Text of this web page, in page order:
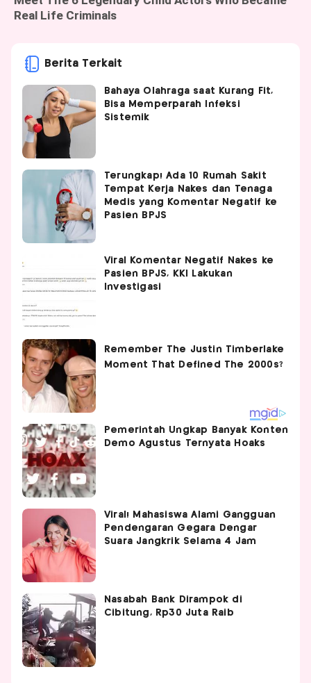
Berita Terkait
Bahaya Olahraga saat Kurang Fit,
Bisa Memperparah Infeksi
Sistemik
Terungkap! Ada 10 Rumah Sakit
Tempat Kerja Nakes dan Tenaga
Medis yang Komentar Negatif ke
Pasien BPJS
Viral Komentar Negatif Nakes ke
Pasien BPJS, KKI Lakukan
Investigasi
Pemerintah Ungkap Banyak Konten
Demo Agustus Ternyata Hoaks
Viral! Mahasiswa Alami Gangguan
Pendengaran Gegara Dengar
Suara Jangkrik Selama 4 Jam
Nasabah Bank Dirampok di
Cibitung, Rp30 Juta Raib